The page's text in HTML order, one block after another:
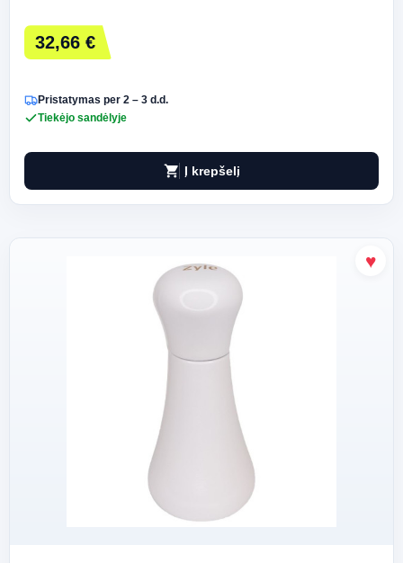
32,66 €
Pristatymas per 2 – 3 d.d.
Tiekėjo sandėlyje
shopping_cart Į krepšelį